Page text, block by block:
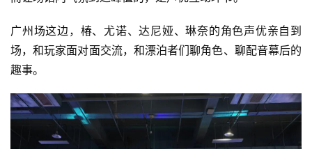
广州场这边，椿、尤诺、达尼娅、琳奈的角色声优亲自到
场，和玩家面对面交流，和漂泊者们聊角色、聊配音幕后的
趣事。